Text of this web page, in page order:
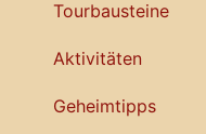
Tourbausteine
Aktivitäten
Geheimtipps